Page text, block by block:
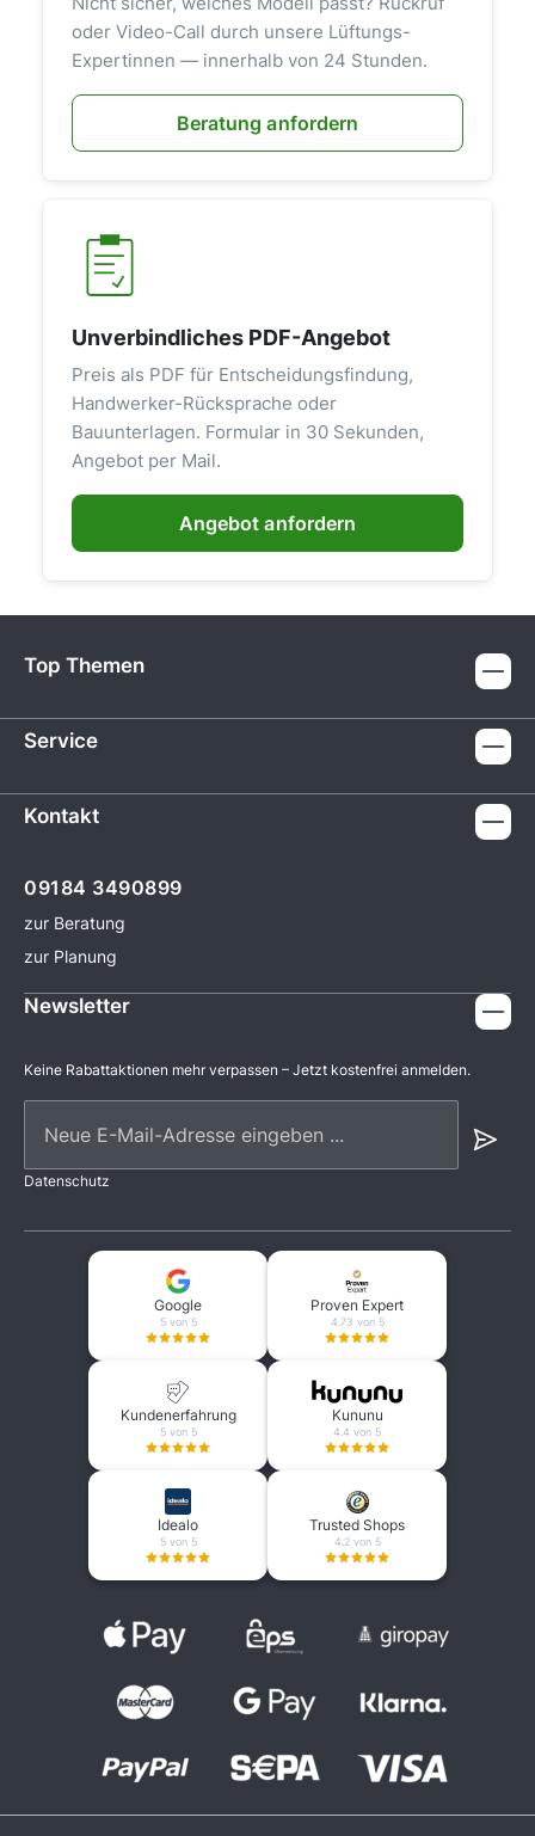
oder Video-Call durch unsere Lüftungs-
Expertinnen — innerhalb von 24 Stunden.
Beratung anfordern
Unverbindliches PDF-Angebot
Preis als PDF für Entscheidungsfindung,
Handwerker-Rücksprache oder
Bauunterlagen. Formular in 30 Sekunden,
Angebot per Mail.
Angebot anfordern
Top Themen
Service
Kontakt
09184 3490899
zur Beratung
zur Planung
Newsletter
Keine Rabattaktionen mehr verpassen – Jetzt kostenfrei anmelden.
Datenschutz
Google
5 von 5
Proven Expert
4.73 von 5
Kundenerfahrung
5 von 5
Kununu
4.4 von 5
Idealo
5 von 5
Trusted Shops
4.2 von 5